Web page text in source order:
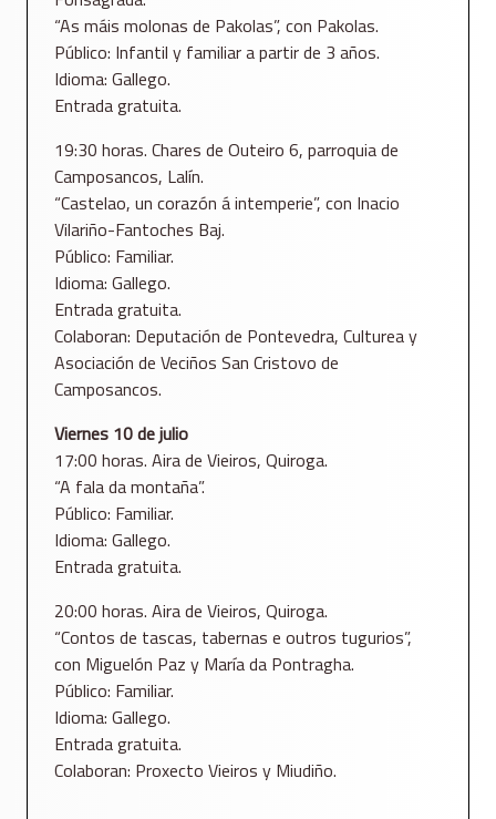
“As máis molonas de Pakolas”, con Pakolas.
Público: Infantil y familiar a partir de 3 años.
Idioma: Gallego.
Entrada gratuita.
19:30 horas. Chares de Outeiro 6, parroquia de
Camposancos, Lalín.
“Castelao, un corazón á intemperie”, con Inacio
Vilariño-Fantoches Baj.
Público: Familiar.
Idioma: Gallego.
Entrada gratuita.
Colaboran: Deputación de Pontevedra, Culturea y
Asociación de Veciños San Cristovo de
Camposancos.
Viernes 10 de julio
17:00 horas. Aira de Vieiros, Quiroga.
“A fala da montaña”.
Público: Familiar.
Idioma: Gallego.
Entrada gratuita.
20:00 horas. Aira de Vieiros, Quiroga.
“Contos de tascas, tabernas e outros tugurios”,
con Miguelón Paz y María da Pontragha.
Público: Familiar.
Idioma: Gallego.
Entrada gratuita.
Colaboran: Proxecto Vieiros y Miudiño.